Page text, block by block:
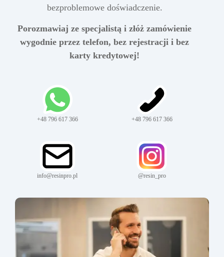
bezproblemowe doświadczenie.
Porozmawiaj ze specjalistą i złóż zamówienie
wygodnie przez telefon, bez rejestracji i bez
karty kredytowej!
+48 796 617 366 +48 796 617 366
info@resinpro.pl @resin_pro